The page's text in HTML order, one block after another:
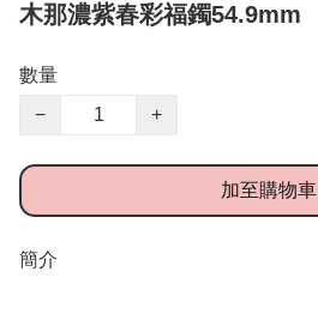
木那濃紫春彩福鐲54.9mm
數量
−
+
加至購物車
簡介